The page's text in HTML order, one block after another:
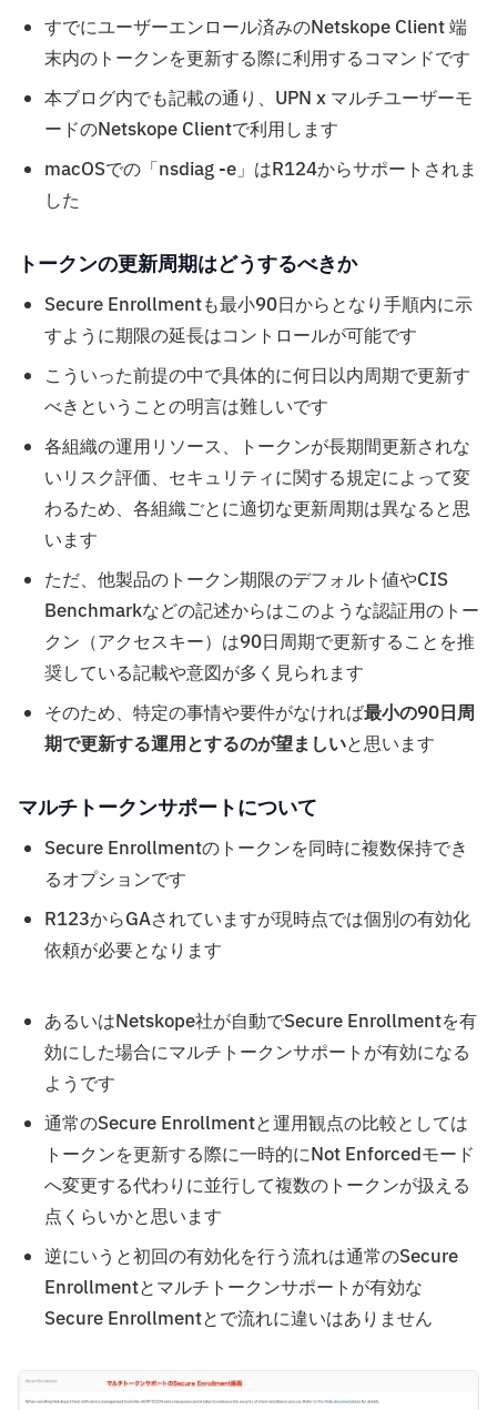
すでにユーザーエンロール済みのNetskope Client 端
末内のトークンを更新する際に利用するコマンドです
本ブログ内でも記載の通り、UPN x マルチユーザーモ
ードのNetskope Clientで利用します
macOSでの「nsdiag -e」はR124からサポートされま
した
トークンの更新周期はどうするべきか
Secure Enrollmentも最小90日からとなり手順内に示
すように期限の延長はコントロールが可能です
こういった前提の中で具体的に何日以内周期で更新す
べきということの明言は難しいです
各組織の運用リソース、トークンが長期間更新されな
いリスク評価、セキュリティに関する規定によって変
わるため、各組織ごとに適切な更新周期は異なると思
います
ただ、他製品のトークン期限のデフォルト値やCIS
Benchmarkなどの記述からはこのような認証用のトー
クン（アクセスキー）は90日周期で更新することを推
奨している記載や意図が多く見られます
そのため、特定の事情や要件がなければ最小の90日周
期で更新する運用とするのが望ましいと思います
マルチトークンサポートについて
Secure Enrollmentのトークンを同時に複数保持でき
るオプションです
R123からGAされていますが現時点では個別の有効化
依頼が必要となります
あるいはNetskope社が自動でSecure Enrollmentを有
効にした場合にマルチトークンサポートが有効になる
ようです
通常のSecure Enrollmentと運用観点の比較としては
トークンを更新する際に一時的にNot Enforcedモード
へ変更する代わりに並行して複数のトークンが扱える
点くらいかと思います
逆にいうと初回の有効化を行う流れは通常のSecure
Enrollmentとマルチトークンサポートが有効な
Secure Enrollmentとで流れに違いはありません